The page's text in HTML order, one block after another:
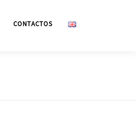
CONTACTOS